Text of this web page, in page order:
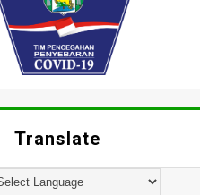
Translate